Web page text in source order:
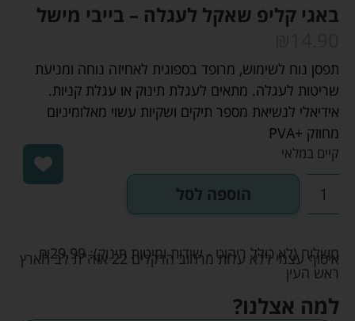
באגי קליפ שאקל לעגלה – בייבי מישל
תפסן נוח לשימוש, מרופד בספוגית לאחיזה נוחה ומניעת
שריטות לעגלה. מתאים לעגלת תינוק או עגלת קניות.
אידיאלי לנשיאת מספר תיקים ושקיות עשוי מאלומיניום
מחוזק +PVA
קיים במלאי
הוספה לסל
משלוח (לא כולל ריהוט - שידות ומיטות תינוק): ₪29.99
איסוף עצמי ללא עלות מרחוב הדקלים 22 אזה"ת לב הארץ
ראש העין
למה אצלנו?